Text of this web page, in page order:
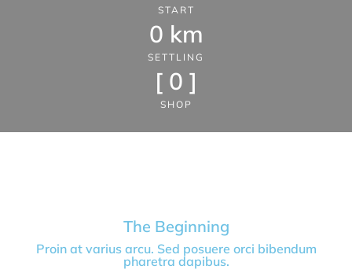
START
SETTLING
0 km
SHOP
[ 0 ]
The Beginning
Proin at varius arcu. Sed posuere orci bibendum
pharetra dapibus.